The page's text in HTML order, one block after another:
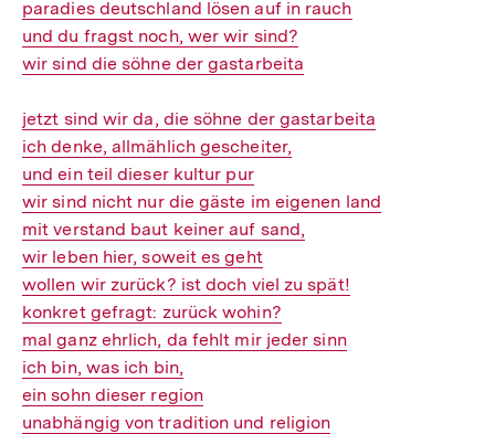
paradies deutschland lösen auf in rauch
und du fragst noch, wer wir sind?
wir sind die söhne der gastarbeita
jetzt sind wir da, die söhne der gastarbeita
ich denke, allmählich gescheiter,
und ein teil dieser kultur pur
wir sind nicht nur die gäste im eigenen land
mit verstand baut keiner auf sand,
wir leben hier, soweit es geht
wollen wir zurück? ist doch viel zu spät!
konkret gefragt: zurück wohin?
mal ganz ehrlich, da fehlt mir jeder sinn
ich bin, was ich bin,
ein sohn dieser region
unabhängig von tradition und religion